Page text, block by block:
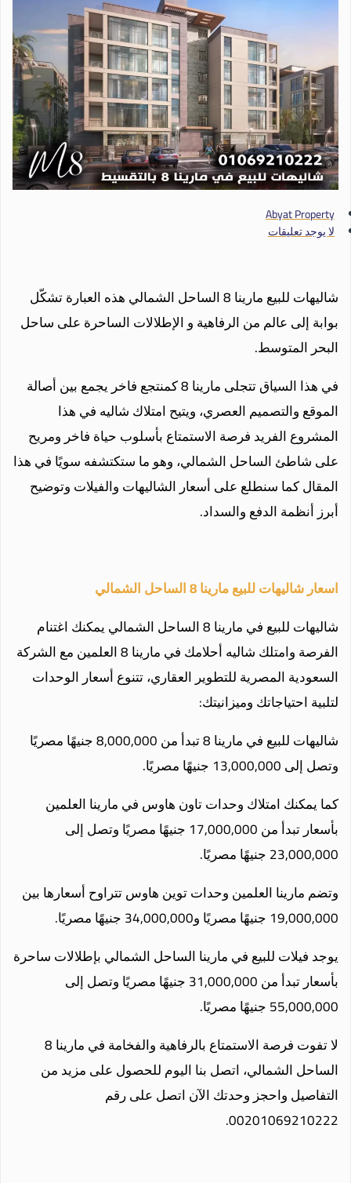
Abyat Property
لا يوجد تعليقات
شاليهات للبيع مارينا 8 الساحل الشمالي هذه العبارة تشكّل
بوابة إلى عالم من الرفاهية و الإطلالات الساحرة على ساحل
البحر المتوسط.
في هذا السياق تتجلى مارينا 8 كمنتجع فاخر يجمع بين أصالة
الموقع والتصميم العصري، ويتيح امتلاك شاليه في هذا
المشروع الفريد فرصة الاستمتاع بأسلوب حياة فاخر ومريح
على شاطئ الساحل الشمالي، وهو ما ستكتشفه سويًا في هذا
المقال كما سنطلع على أسعار الشاليهات والفيلات وتوضيح
أبرز أنظمة الدفع والسداد.
اسعار شاليهات للبيع مارينا 8 الساحل الشمالي
شاليهات للبيع في مارينا 8 الساحل الشمالي يمكنك اغتنام
الفرصة وامتلك شاليه أحلامك في مارينا 8 العلمين مع الشركة
السعودية المصرية للتطوير العقاري، تتنوع أسعار الوحدات
لتلبية احتياجاتك وميزانيتك:
شاليهات للبيع في مارينا 8 تبدأ من 8,000,000 جنيهًا مصريًا
وتصل إلى 13,000,000 جنيهًا مصريًا.
كما يمكنك امتلاك وحدات تاون هاوس في مارينا العلمين
بأسعار تبدأ من 17,000,000 جنيهًا مصريًا وتصل إلى
23,000,000 جنيهًا مصريًا.
وتضم مارينا العلمين وحدات توين هاوس تتراوح أسعارها بين
19,000,000 جنيهًا مصريًا و34,000,000 جنيهًا مصريًا.
يوجد فيلات للبيع في مارينا الساحل الشمالي بإطلالات ساحرة
بأسعار تبدأ من 31,000,000 جنيهًا مصريًا وتصل إلى
55,000,000 جنيهًا مصريًا.
لا تفوت فرصة الاستمتاع بالرفاهية والفخامة في مارينا 8
الساحل الشمالي، اتصل بنا اليوم للحصول على مزيد من
التفاصيل واحجز وحدتك الآن اتصل على رقم
00201069210222.